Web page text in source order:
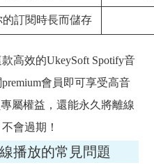
的訂閱時長而儲存
高效的UkeySoft Spotify音
會員即可享受高音
屬權益，還能永久將離線
會過期！
播放的常見問題